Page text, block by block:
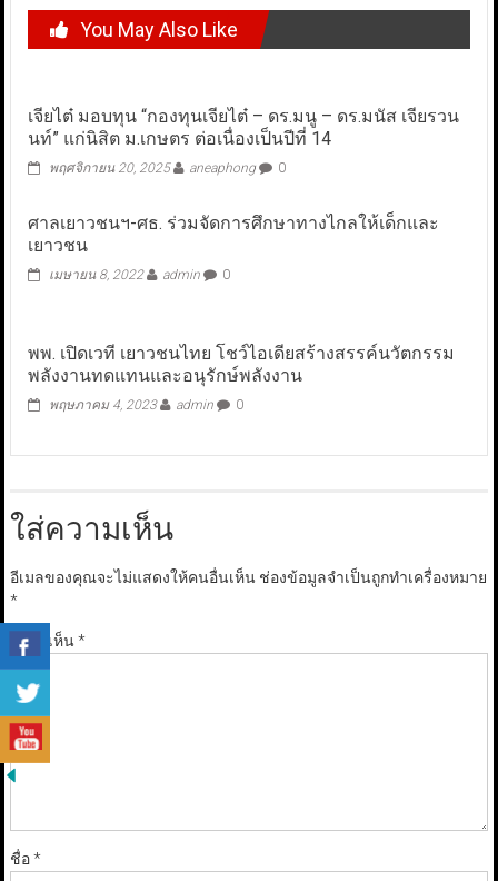
You May Also Like
เจียไต๋ มอบทุน “กองทุนเจียไต๋ – ดร.มนู – ดร.มนัส เจียรวน
นท์” แก่นิสิต ม.เกษตร ต่อเนื่องเป็นปีที่ 14
พฤศจิกายน 20, 2025 aneaphong 0
ศาลเยาวชนฯ-ศธ. ร่วมจัดการศึกษาทางไกลให้เด็กและ
เยาวชน
เมษายน 8, 2022 admin 0
พพ. เปิดเวที เยาวชนไทย โชว์ไอเดียสร้างสรรค์นวัตกรรม
พลังงานทดแทนและอนุรักษ์พลังงาน
พฤษภาคม 4, 2023 admin 0
ใส่ความเห็น
อีเมลของคุณจะไม่แสดงให้คนอื่นเห็น ช่องข้อมูลจำเป็นถูกทำเครื่องหมาย
*
ความเห็น*
ชื่อ*